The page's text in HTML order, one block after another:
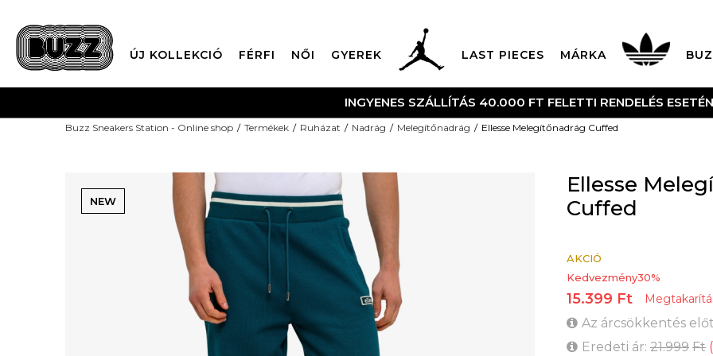
ÚJ KOLLEKCIÓ FÉRFI NŐI GYEREK LAST PIECES MÁRKA
INGYENES SZÁLLÍTÁS 40.000 FT FELETTI RENDELÉS ESETÉN
Buzz Sneakers Station - Online shop Termékek Ruházat Nadrág Melegítőnadrág Ellesse Melegítőnadrág Cuffed
NEW
Ellesse
Cuffed
AKCIÓ
Kedvezmény30%
15.399 Ft
Az árcsökkentés
Eredeti ár: 21.999 Ft (